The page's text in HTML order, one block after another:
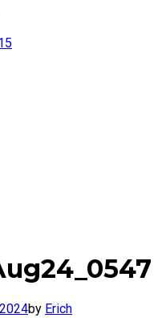
by Erich